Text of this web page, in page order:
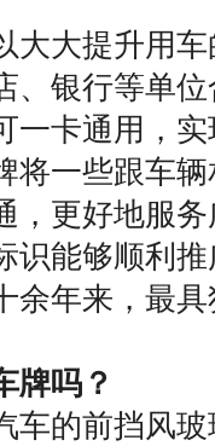
大提升用车
、银行等单
一卡通用，
将一些跟车
，更好地服
识能够顺利
余年来，最
牌吗？
的前挡风玻